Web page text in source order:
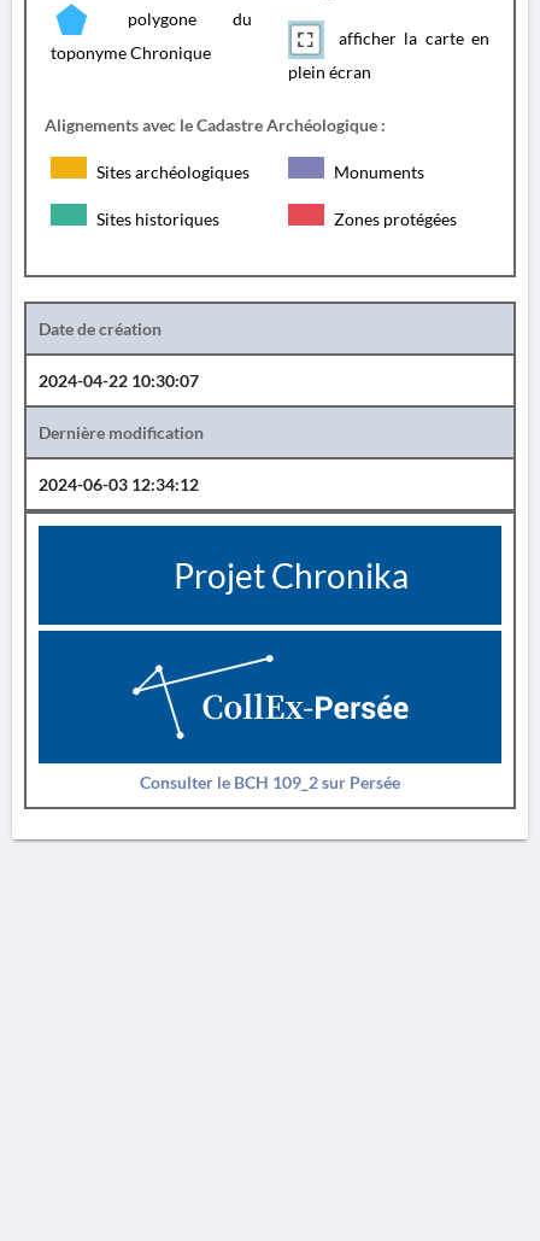
polygone du
toponyme Chronique
afficher la carte en
plein écran
Alignements avec le Cadastre Archéologique :
Sites archéologiques Monuments
Sites historiques Zones protégées
Date de création
2024-04-22 10:30:07
Dernière modification
2024-06-03 12:34:12
Projet Chronika
Consulter le BCH 109_2 sur Persée